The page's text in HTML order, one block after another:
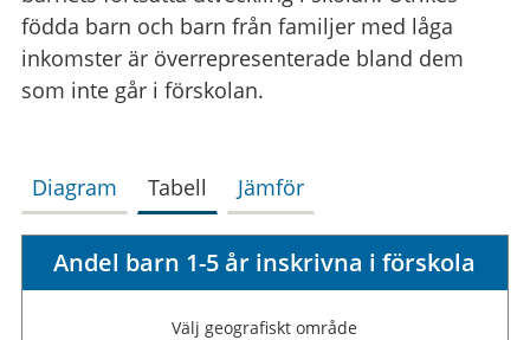
födda barn och barn från familjer med låga
inkomster är överrepresenterade bland dem
som inte går i förskolan.
Diagram Tabell Jämför
Andel barn 1-5 år inskrivna i förskola
Välj geografiskt område